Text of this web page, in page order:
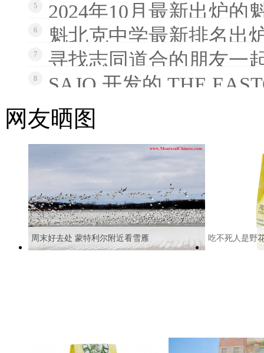
5 2024年10月最新出炉的
6 魁北克中学最新排名出
7 寻找志同道合的朋友一
8 SAJO 开发的 THE
网友晒图
周末好去处 蒙特利尔附近看雪雁 吃不死人是野